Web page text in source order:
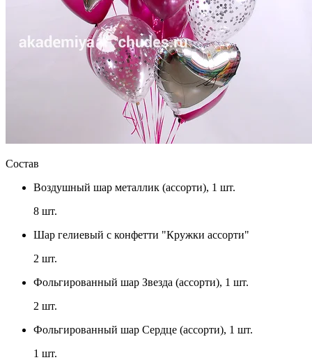
Состав
Воздушный шар металлик (ассорти), 1 шт.
8 шт.
Шар гелиевый с конфетти "Кружки ассорти"
2 шт.
Фольгированный шар Звезда (ассорти), 1 шт.
2 шт.
Фольгированный шар Сердце (ассорти), 1 шт.
1 шт.